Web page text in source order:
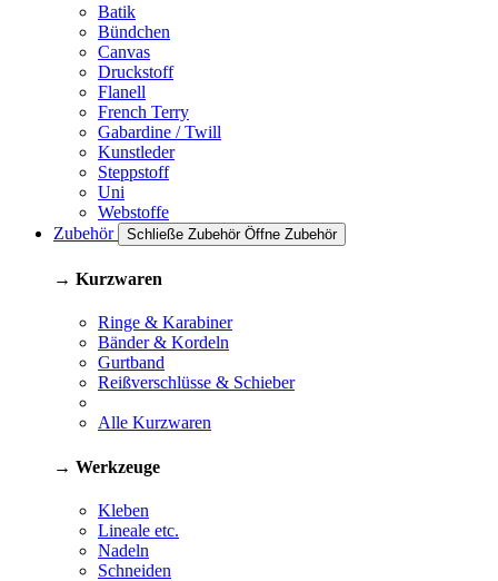
Batik
Bündchen
Canvas
Druckstoff
Flanell
French Terry
Gabardine / Twill
Kunstleder
Steppstoff
Uni
Webstoffe
Zubehör
Schließe Zubehör Öffne Zubehör
→ Kurzwaren
Ringe & Karabiner
Bänder & Kordeln
Gurtband
Reißverschlüsse & Schieber
Alle Kurzwaren
→ Werkzeuge
Kleben
Lineale etc.
Nadeln
Schneiden